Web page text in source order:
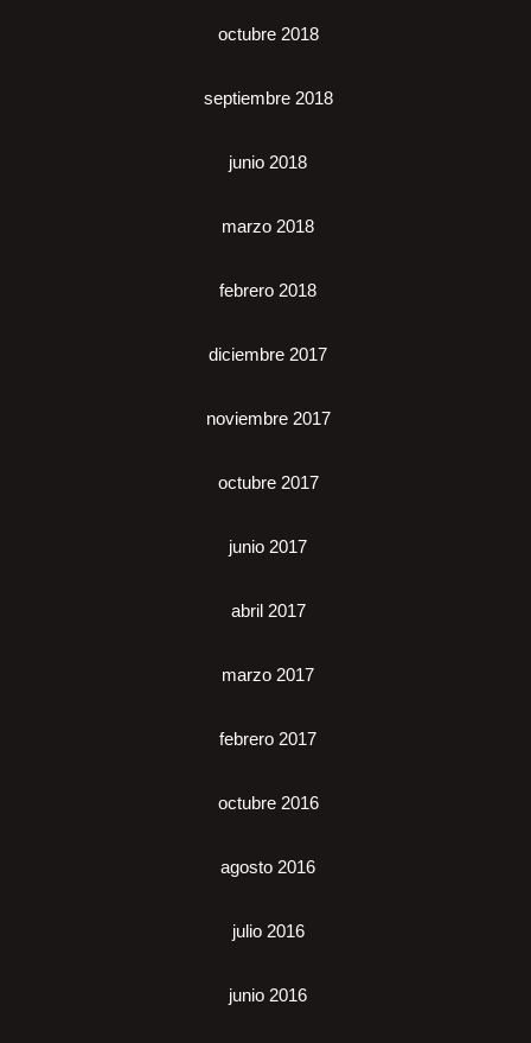
octubre 2018
septiembre 2018
junio 2018
marzo 2018
febrero 2018
diciembre 2017
noviembre 2017
octubre 2017
junio 2017
abril 2017
marzo 2017
febrero 2017
octubre 2016
agosto 2016
julio 2016
junio 2016